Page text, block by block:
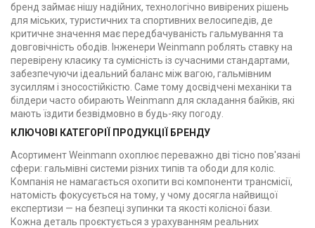
бренд займає нішу надійних, технологічно вивірених рішень
для міських, туристичних та спортивних велосипедів, де
критичне значення має передбачуваність гальмування та
довговічність ободів. Інженери Weinmann роблять ставку на
перевірену класику та сумісність із сучасними стандартами,
забезпечуючи ідеальний баланс між вагою, гальмівним
зусиллям і зносостійкістю. Саме тому досвідчені механіки та
білдери часто обирають Weinmann для складання байків, які
мають їздити безвідмовно в будь-яку погоду.
КЛЮЧОВІ КАТЕГОРІЇ ПРОДУКЦІЇ БРЕНДУ
Асортимент Weinmann охоплює переважно дві тісно пов'язані
сфери: гальмівні системи різних типів та ободи для коліс.
Компанія не намагається охопити всі компоненти трансмісії,
натомість фокусується на тому, у чому досягла найвищої
експертизи — на безпеці зупинки та якості колісної бази.
Кожна деталь проєктується з урахуванням реальних